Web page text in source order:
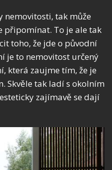
nemovitosti, tak může
připomínat. To je ale tak
toho, že jde o původní
je to nemovitost určený
která zaujme tím, že je
Skvěle tak ladí s okolním
zajímavě se dají